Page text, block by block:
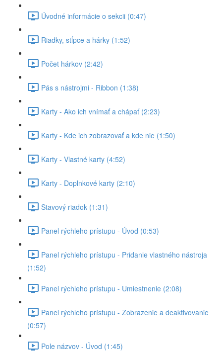
Úvodné informácie o sekcii (0:47)
Riadky, stĺpce a hárky (1:52)
Počet hárkov (2:42)
Pás s nástrojmi - Ribbon (1:38)
Karty - Ako ich vnímať a chápať (2:23)
Karty - Kde ich zobrazovať a kde nie (1:50)
Karty - Vlastné karty (4:52)
Karty - Doplnkové karty (2:10)
Stavový riadok (1:31)
Panel rýchleho prístupu - Úvod (0:53)
Panel rýchleho prístupu - Pridanie vlastného nástroja
(1:52)
Panel rýchleho prístupu - Umiestnenie (2:08)
Panel rýchleho prístupu - Zobrazenie a deaktivovanie
(0:57)
Pole názvov - Úvod (1:45)